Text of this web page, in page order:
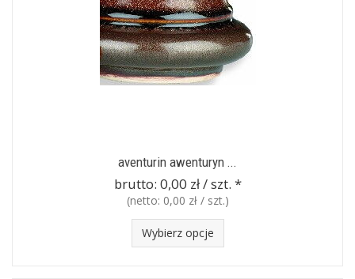
aventurin awenturyn ...
brutto: 0,00 zł / szt. *
(netto: 0,00 zł / szt.)
Wybierz opcje